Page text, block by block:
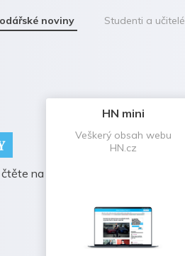
noviny Studenti a učitelé
na
HN mini
Veškerý obsah webu
HN.cz